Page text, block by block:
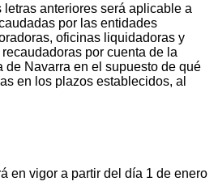
letras anteriores será aplicable a
por las entidades
oficinas liquidadoras y
por cuenta de la
de Navarra en el supuesto de qué
en los plazos establecidos, al
en vigor a partir del día 1 de enero